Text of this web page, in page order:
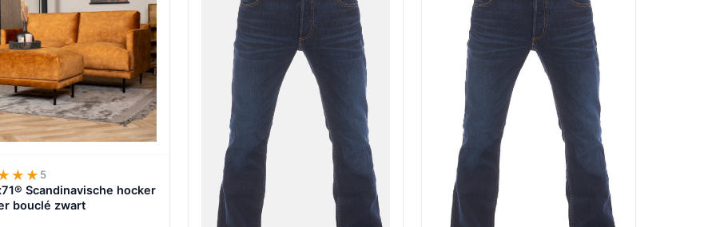
5
Scandinavische hocker
bouclé zwart